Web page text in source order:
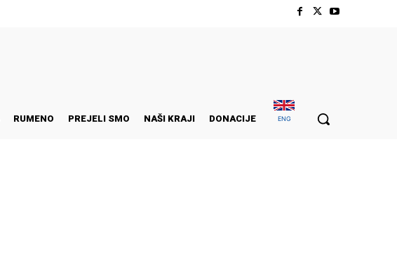
RUMENO PREJELI SMO NAŠI KRAJI DONACIJE ENG